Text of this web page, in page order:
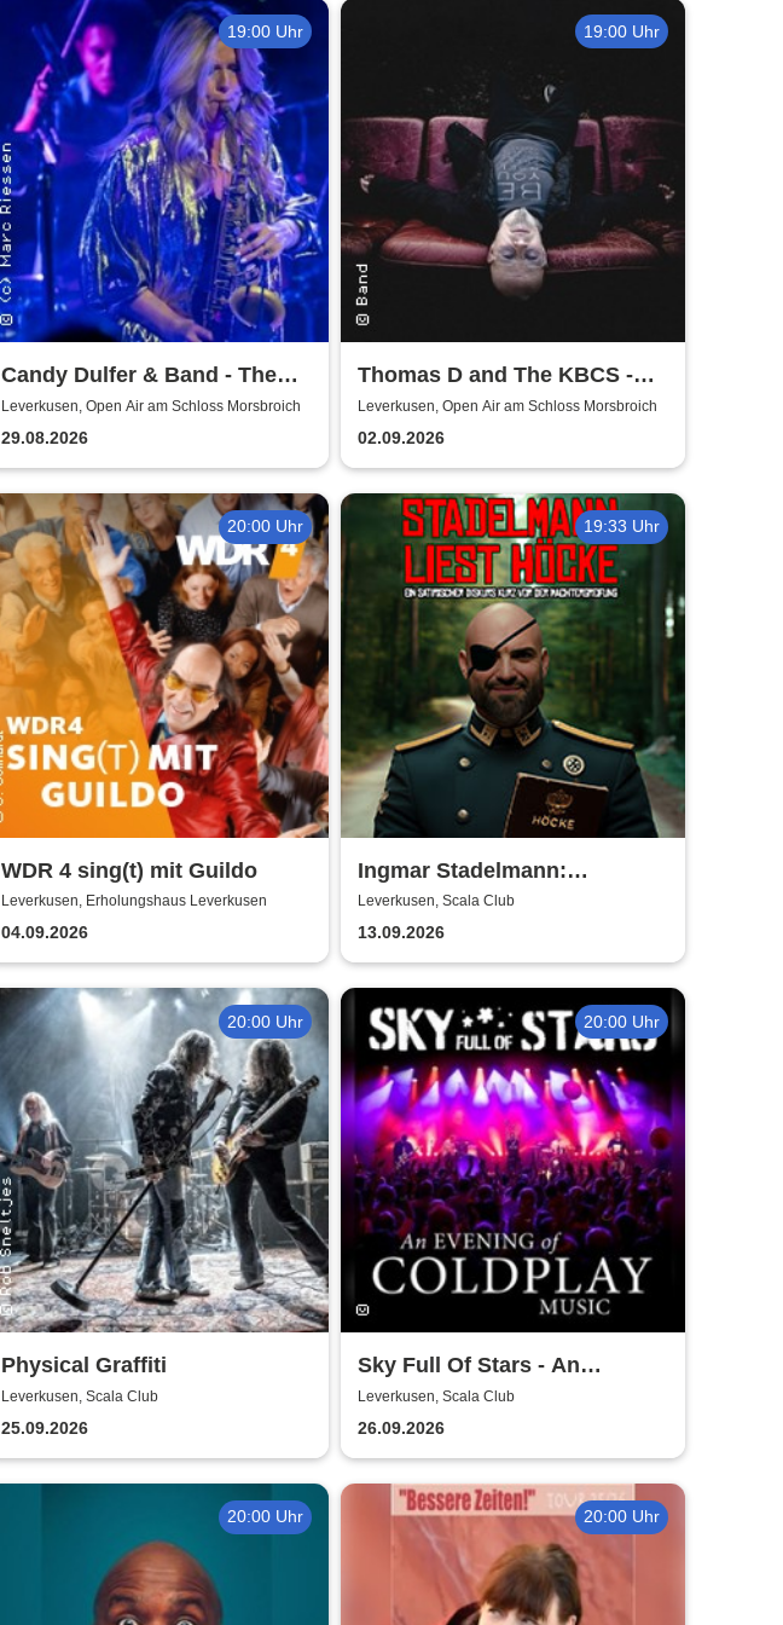
19:00 Uhr
Candy Dulfer & Band - The
Park 2026
Leverkusen, Open Air am Schloss Morsbroich
29.08.2026
19:00 Uhr
Thomas D and The KBCS -
Neocortex Tour 2026
Leverkusen, Open Air am Schloss Morsbroich
02.09.2026
20:00 Uhr
WDR 4 sing(t) mit Guildo
Leverkusen, Erholungshaus Leverkusen
04.09.2026
19:33 Uhr
Ingmar Stadelmann:
Stadelmann liest Höcke - ein
satirischer Diskurs
Leverkusen, Scala Club
13.09.2026
20:00 Uhr
Physical Graffiti
Leverkusen, Scala Club
25.09.2026
20:00 Uhr
Sky Full Of Stars - An
Evening Of Coldplay Music
Leverkusen, Scala Club
26.09.2026
20:00 Uhr 20:00 Uhr